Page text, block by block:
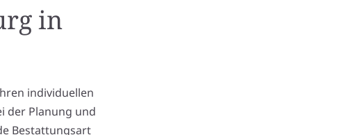
in
individuellen
der Planung und
Bestattungsart